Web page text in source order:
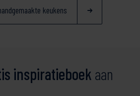
keukens
inspiratieboek aan